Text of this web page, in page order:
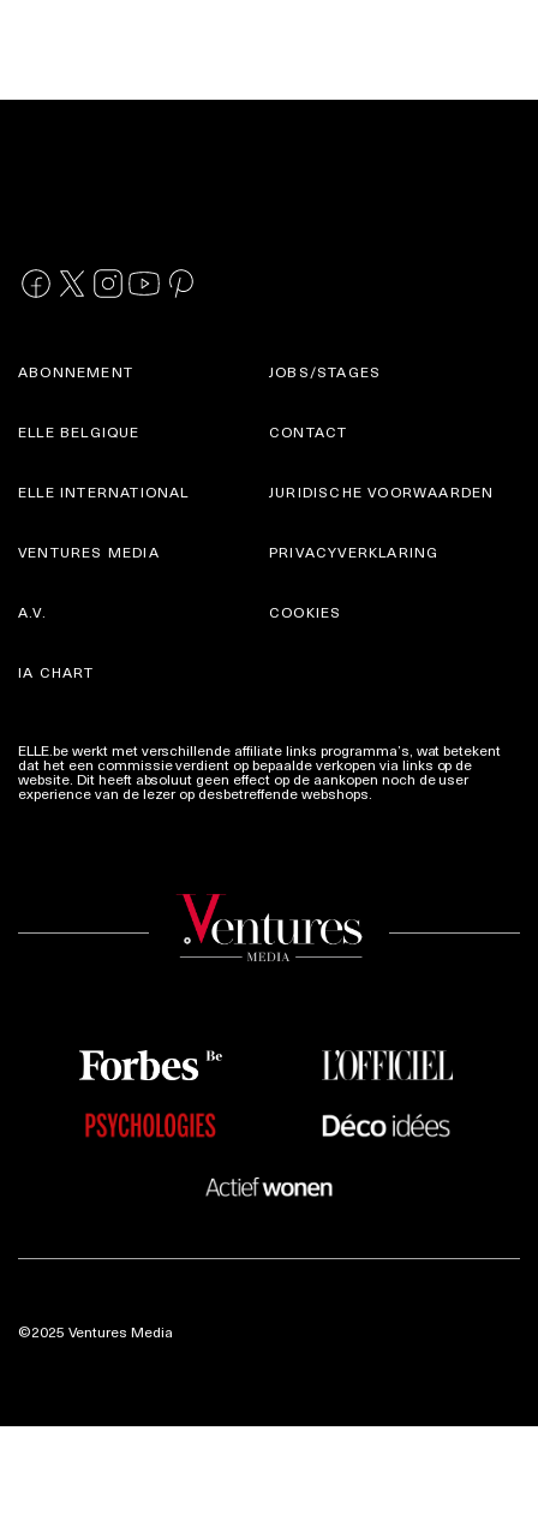
ABONNEMENT
ELLE BELGIQUE
JOBS/STAGES
CONTACT
ELLE INTERNATIONAL
VENTURES MEDIA
JURIDISCHE VOORWAARDEN
PRIVACYVERKLARING
A.V.
IA CHART
COOKIES
ELLE.be werkt met verschillende affiliate links programma’s, wat betekent
dat het een commissie verdient op bepaalde verkopen via links op de
website. Dit heeft absoluut geen effect op de aankopen noch de user
experience van de lezer op desbetreffende webshops.
©2025 Ventures Media